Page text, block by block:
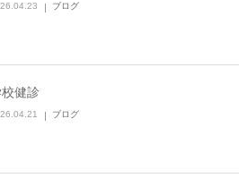
ブログ
健診
ブログ